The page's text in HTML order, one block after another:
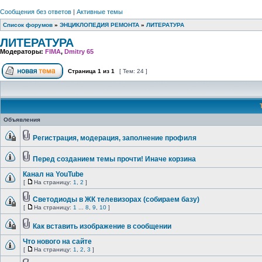
Сообщения без ответов | Активные темы
Список форумов » ЭНЦИКЛОПЕДИЯ РЕМОНТА » ЛИТЕРАТУРА
ЛИТЕРАТУРА
Модераторы: FIMA, Dmitry 65
Страница 1 из 1 [ Тем: 24 ]
Объявления
Регистрация, модерация, заполнение профиля
Перед созданием темы прочти! Иначе корзина
Канал на YouTube
[ На страницу: 1 2 ]
Светодиоды в ЖК телевизорах (собираем базу)
[ На страницу: 1 8 9 10 ]
Как вставить изображение в сообщении
Что нового на сайте
[ На страницу: 1 2 3 ]